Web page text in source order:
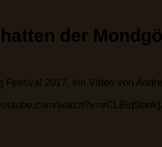
der
Festival 2017, ein Video von